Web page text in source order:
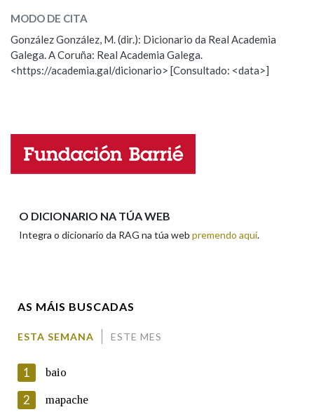
Marcas gramaticais
LIMPAR
ESCOLLE UNHA OPCIÓN:
Observación Hai un erro na palabra
Propoño mellorar a definición
Nome
MODO DE CITA
González González, M. (dir.): Dicionario da Real Academia
Galega. A Coruña: Real Academia Galega.
<https://academia.gal/dicionario> [Consultado: <data>]
O DICIONARIO NA TÚA WEB
Integra o dicionario da RAG na túa web premendo aquí.
AS MÁIS BUSCADAS
ESTA SEMANA ESTE MES
1 baio
2 mapache